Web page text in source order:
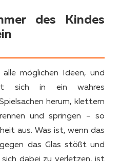
des Kindes
möglichen Ideen, und
sich in ein wahres
herum, klettern
und springen – so
aus. Was ist, wenn das
das Glas stößt und